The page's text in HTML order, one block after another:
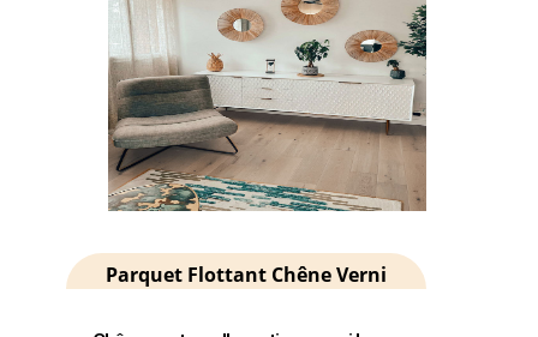
Parquet Flottant Chêne Verni